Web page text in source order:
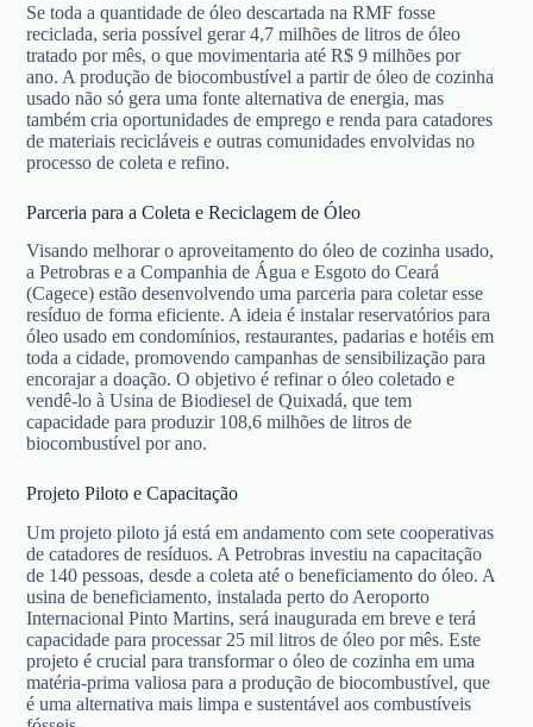
Se toda a quantidade de óleo descartada na RMF fosse
reciclada, seria possível gerar 4,7 milhões de litros de óleo
tratado por mês, o que movimentaria até R$ 9 milhões por
ano. A produção de biocombustível a partir de óleo de cozinha
usado não só gera uma fonte alternativa de energia, mas
também cria oportunidades de emprego e renda para catadores
de materiais recicláveis e outras comunidades envolvidas no
processo de coleta e refino.
Parceria para a Coleta e Reciclagem de Óleo
Visando melhorar o aproveitamento do óleo de cozinha usado,
a Petrobras e a Companhia de Água e Esgoto do Ceará
(Cagece) estão desenvolvendo uma parceria para coletar esse
resíduo de forma eficiente. A ideia é instalar reservatórios para
óleo usado em condomínios, restaurantes, padarias e hotéis em
toda a cidade, promovendo campanhas de sensibilização para
encorajar a doação. O objetivo é refinar o óleo coletado e
vendê-lo à Usina de Biodiesel de Quixadá, que tem
capacidade para produzir 108,6 milhões de litros de
biocombustível por ano.
Projeto Piloto e Capacitação
Um projeto piloto já está em andamento com sete cooperativas
de catadores de resíduos. A Petrobras investiu na capacitação
de 140 pessoas, desde a coleta até o beneficiamento do óleo. A
usina de beneficiamento, instalada perto do Aeroporto
Internacional Pinto Martins, será inaugurada em breve e terá
capacidade para processar 25 mil litros de óleo por mês. Este
projeto é crucial para transformar o óleo de cozinha em uma
matéria-prima valiosa para a produção de biocombustível, que
é uma alternativa mais limpa e sustentável aos combustíveis